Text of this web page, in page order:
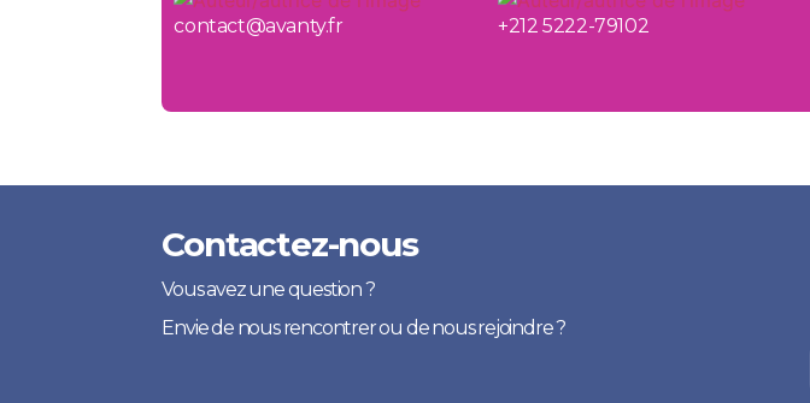
contact@avanty.fr +212 5222-79102
Contactez-nous
Vous avez une question ?
Envie de nous rencontrer ou de nous rejoindre ?